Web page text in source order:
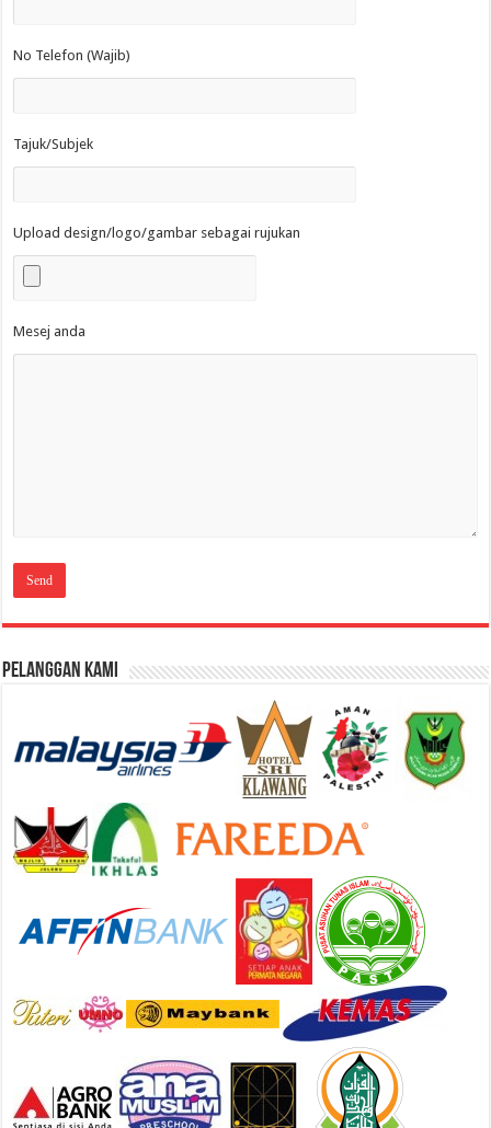
No Telefon (Wajib)
Tajuk/Subjek
Upload design/logo/gambar sebagai rujukan
Mesej anda
Pelanggan Kami